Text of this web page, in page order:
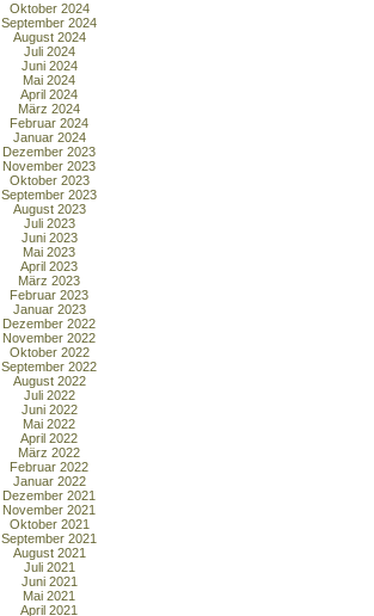
Oktober 2024
September 2024
August 2024
Juli 2024
Juni 2024
Mai 2024
April 2024
März 2024
Februar 2024
Januar 2024
Dezember 2023
November 2023
Oktober 2023
September 2023
August 2023
Juli 2023
Juni 2023
Mai 2023
April 2023
März 2023
Februar 2023
Januar 2023
Dezember 2022
November 2022
Oktober 2022
September 2022
August 2022
Juli 2022
Juni 2022
Mai 2022
April 2022
März 2022
Februar 2022
Januar 2022
Dezember 2021
November 2021
Oktober 2021
September 2021
August 2021
Juli 2021
Juni 2021
Mai 2021
April 2021